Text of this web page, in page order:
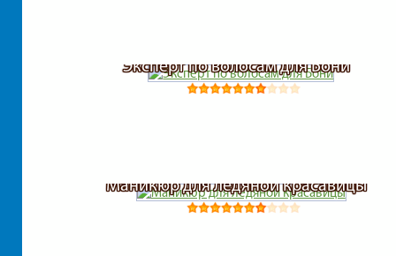
Эксперт по волосам для Бони
Маникюр для ледяной красавицы